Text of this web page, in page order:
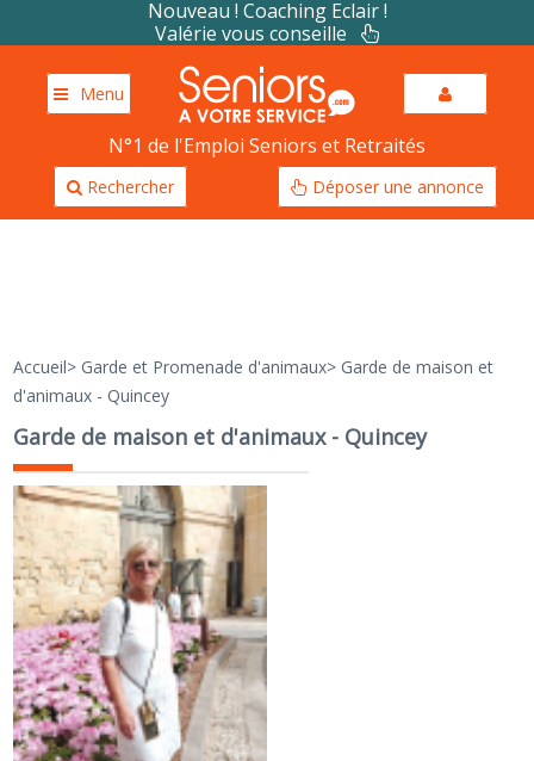
Nouveau ! Coaching Eclair !
Valérie vous conseille
Menu
N°1 de l'Emploi Seniors et Retraités
Rechercher Déposer une annonce
Accueil> Garde et Promenade d'animaux> Garde de maison et
d'animaux - Quincey
Garde de maison et d'animaux - Quincey